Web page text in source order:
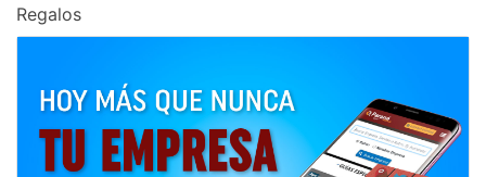
Regalos